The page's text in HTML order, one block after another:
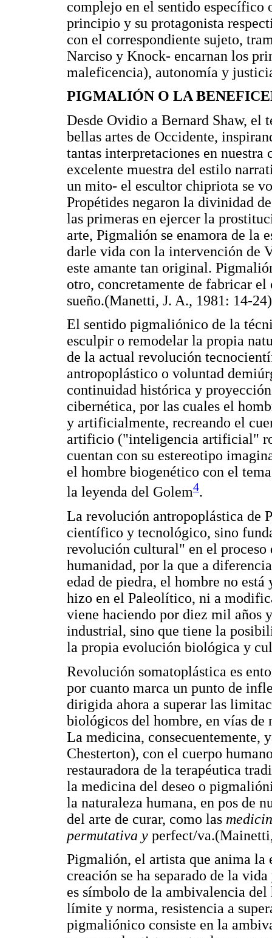
complejo en el sentido específico
principio y su protagonista
con el correspondiente sujeto,
Narciso y Knock- encarnan los
maleficencia), autonomía y
PIGMALIÓN O LA
Desde Ovidio a Bernard Shaw, el
bellas artes de Occidente,
tantas interpretaciones en
excelente muestra del estilo
un mito- el escultor chipriota se
Propétides negaron la divinidad
las primeras en ejercer la
arte, Pigmalión se enamora de la
darle vida con la intervención de
este amante tan original.
otro, concretamente de fabricar
sueño.(Manetti, J. A., 1981: 14-
El sentido pigmaliónico de la
esculpir o remodelar la propia
de la actual revolución
antropoplástico o voluntad
continuidad histórica y
cibernética, por las cuales el
y artificialmente, recreando el
artificio ("inteligencia artificial"
cuentan con su estereotipo
el hombre biogenético con el
la leyenda del Golem4.
La revolución antropoplástica de
científico y tecnológico, sino
revolución cultural" en el
humanidad, por la que a
edad de piedra, el hombre no
hizo en el Paleolítico, ni a
viene haciendo por diez mil años
industrial, sino que tiene la
la propia evolución biológica y
Revolución somatoplástica es
por cuanto marca un punto de
dirigida ahora a superar las
biológicos del hombre, en vías de
La medicina, consecuentemente,
Chesterton), con el cuerpo
restauradora de la terapéutica
la medicina del deseo o
la naturaleza humana, en pos de
del arte de curar, como las
permutativa y perfect/
Pigmalión, el artista que anima la
creación se ha separado de la
es símbolo de la ambivalencia
límite y norma, resistencia a
pigmaliónico consiste en la